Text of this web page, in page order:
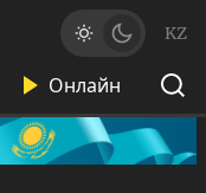
KZ
Онлайн